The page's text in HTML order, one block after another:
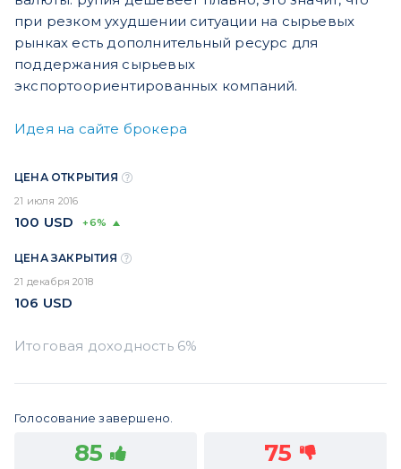
при резком ухудшении ситуации на сырьевых
рынках есть дополнительный ресурс для
поддержания сырьевых
экспортоориентированных компаний.
Идея на сайте брокера
ЦЕНА ОТКРЫТИЯ
21 июля 2016
100 USD +6%
ЦЕНА ЗАКРЫТИЯ
21 декабря 2018
106 USD
Голосование завершено.
85 75